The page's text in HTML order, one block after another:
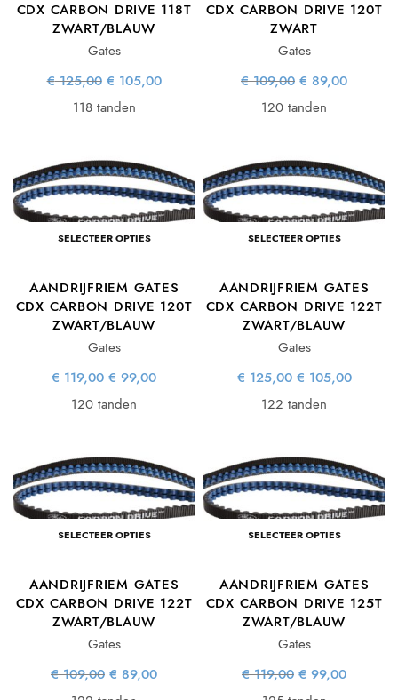
CDX CARBON DRIVE 118T
ZWART/BLAUW
Gates
€125,00 Oorspronkelijke
prijs was:
€ 125,00.
€ 105,00
118 tanden
CDX CARBON DRIVE 120T
ZWART
Gates
€109,00 Oorspronkelijke
prijs was:
€ 109,00.
€ 89,00
120 tanden
SELECTEER OPTIES
AANDRIJFRIEM GATES
CDX CARBON DRIVE 120T
ZWART/BLAUW
Gates
€119,00 Oorspronkelijke
prijs was:
€ 119,00.
€ 99,00
120 tanden
SELECTEER OPTIES
AANDRIJFRIEM GATES
CDX CARBON DRIVE 122T
ZWART/BLAUW
Gates
€125,00 Oorspronkelijke
prijs was:
€ 125,00.
€ 105,00
122 tanden
SELECTEER OPTIES
AANDRIJFRIEM GATES
CDX CARBON DRIVE 122T
ZWART/BLAUW
Gates
€109,00 Oorspronkelijke
prijs was:
€ 89,00
SELECTEER OPTIES
AANDRIJFRIEM GATES
CDX CARBON DRIVE 125T
ZWART/BLAUW
Gates
€119,00 Oorspronkelijke
prijs was:
€ 99,00